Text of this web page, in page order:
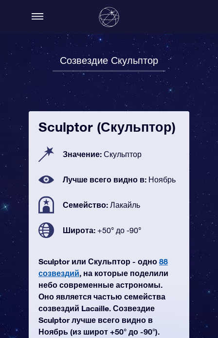
Созвездие Скульптор
Sculptor (Скульптор)
Значение: Скульптор
Лучше всего видно в: Ноябрь
Семейство: Лакайль
Широта: +50° до -90°
Sculptor или Скульптор - одно 88
созвездий, на которые поделили
небо современные астрономы.
Оно является частью семейства
созвездий Lacaille. Созвездие
Sculptor лучше всего видно в
Ноябрь (из широт +50° до -90°).